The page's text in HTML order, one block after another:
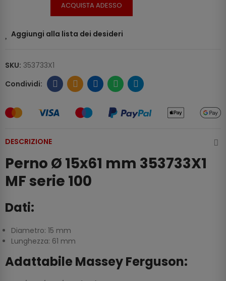
ACQUISTA ADESSO
Aggiungi alla lista dei desideri
SKU: 353733X1
DESCRIZIONE
Perno Ø 15x61 mm 353733X1
MF serie 100
Dati:
Diametro: 15 mm
Lunghezza: 61 mm
Adattabile Massey Ferguson: